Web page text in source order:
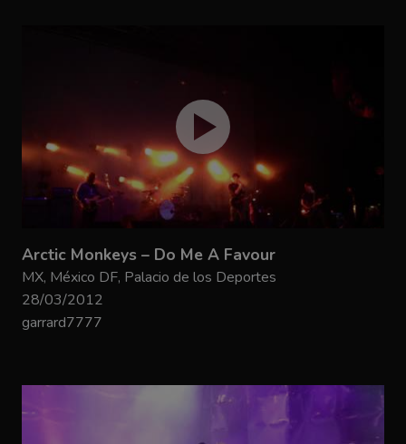
Arctic Monkeys – Do Me A Favour
MX, México DF, Palacio de los Deportes
28/03/2012
garrard7777